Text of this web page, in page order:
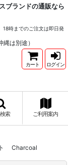
ブランドの通販なら
18時までのご注文は即日発
は別途）
カート ログイン
索 ご利用案内
ト Charcoal